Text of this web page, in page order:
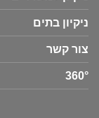
ניקיון בתים
צור קשר
360°